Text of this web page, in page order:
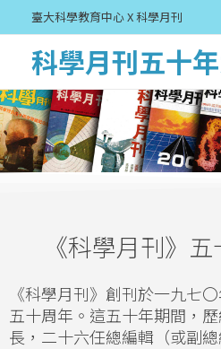
臺大科學教育中心 X 科學月刊
科學月刊五十
《科學月刊》
《科學月刊》創刊於一九七
五十周年。這五十年期間，
長，二十六任總編輯（或副